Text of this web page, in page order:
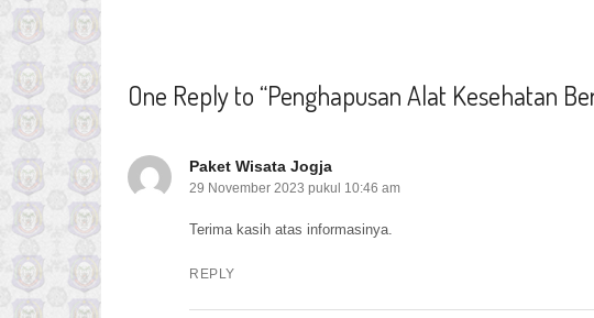
One Reply to “Penghapusan Alat Kesehatan
Paket Wisata Jogja
29 November 2023 pukul 10:46 am
Terima kasih atas informasinya.
REPLY